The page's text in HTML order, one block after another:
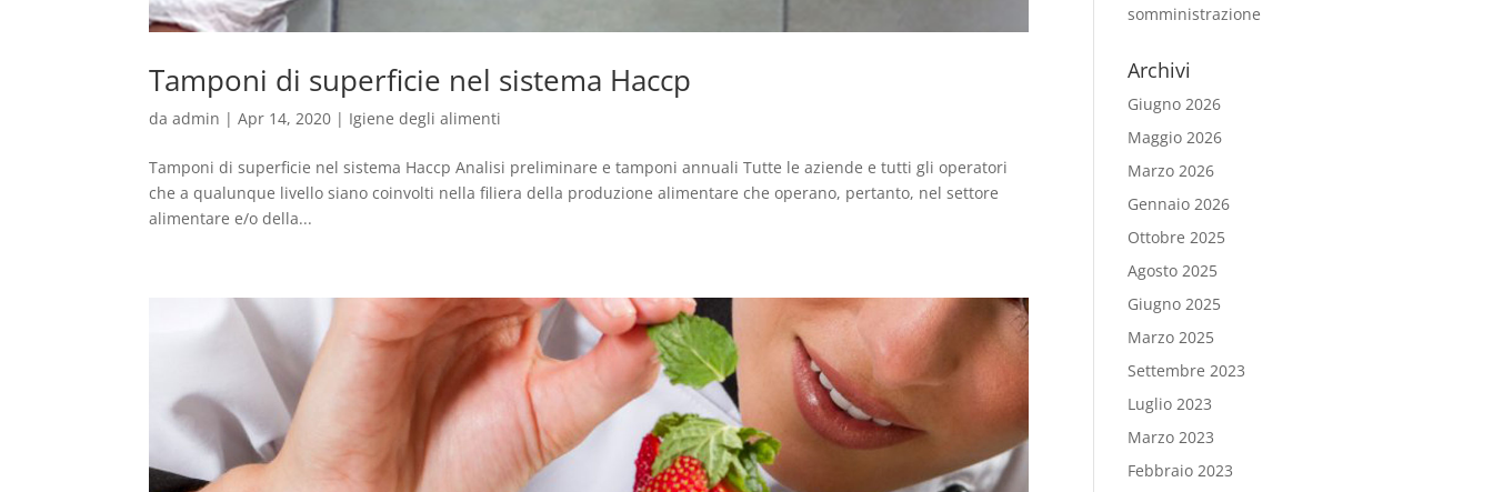
Tamponi di superficie nel sistema Haccp
daadmin |Apr 14, 2020 | Igiene degli alimenti
Tamponi di superficie nel sistema Haccp Analisi preliminare e tamponi annuali Tutte le aziende e tutti gli operatori
che a qualunque livello siano coinvolti nella filiera della produzione alimentare che operano, pertanto, nel settore
alimentare e/o della...
somministrazione
Archivi
Giugno 2026
Maggio 2026
Marzo 2026
Gennaio 2026
Ottobre 2025
Agosto 2025
Giugno 2025
Marzo 2025
Settembre 2023
Luglio 2023
Marzo 2023
Febbraio 2023